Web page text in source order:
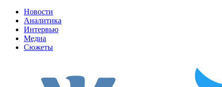
Новости
Аналитика
Интервью
Медиа
Сюжеты